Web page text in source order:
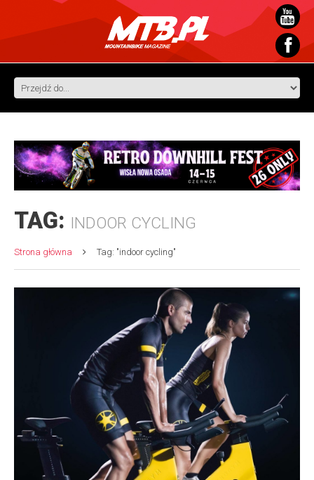
TAG: INDOOR CYCLING
Strona główna Tag: "indoor cycling"